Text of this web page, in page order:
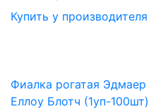
Купить у производителя
Фиалка рогатая Эдмаер
Еллоу Блотч (1уп-100шт)